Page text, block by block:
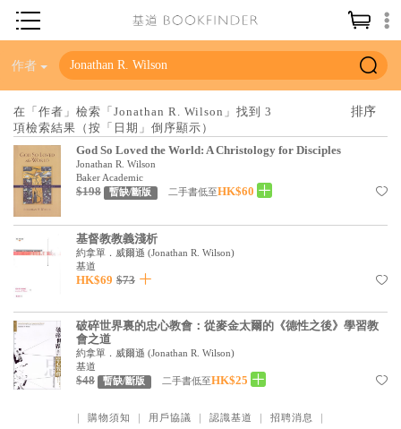
神學／教義
聖經
信仰入門
教會歷史
靈修／禱告
信徒生活
教會事工
分齡牧養
社會／倫理
哲學／宗教比較
見證／傳記
作者
在「作者」檢索「Jonathan R. Wilson」找到 3
項檢索結果（按「日期」倒序顯示）
God So Loved the World: A Christology for Disciples
Jonathan R. Wilson
Baker Academic
$198 暫缺/斷版 二手書低至HK$60
基督教教義淺析
約拿單．威爾遜 (Jonathan R. Wilson)
基道
HK$69 $73
破碎世界裏的忠心教會：從麥金太爾的《德性之後》學習教
會之道
約拿單．威爾遜 (Jonathan R. Wilson)
基道
$48 暫缺/斷版 二手書低至HK$25
｜ 購物須知 ｜ 用戶協議 ｜ 認識基道 ｜ 招聘消息 ｜